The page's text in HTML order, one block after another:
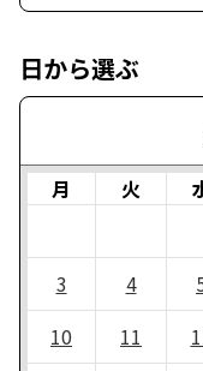
日から選ぶ
月 火
3
4
10
11